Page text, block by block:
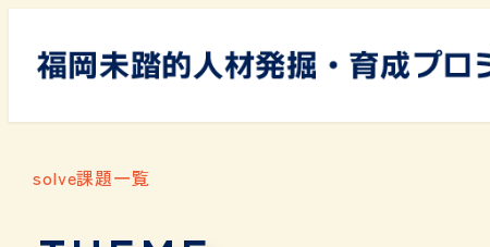
solve課題一覧